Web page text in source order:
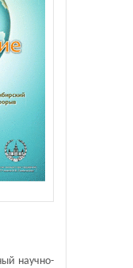
научно-